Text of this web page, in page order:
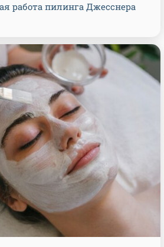
работа пилинга Джесснера